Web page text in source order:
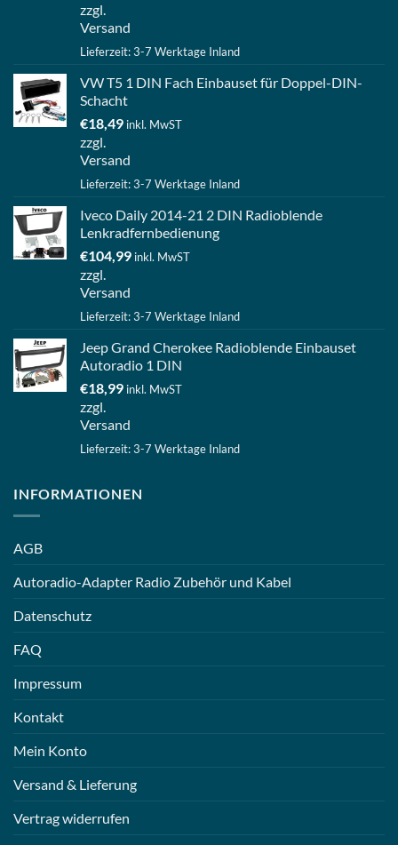
zzgl.
Versand
Lieferzeit: 3-7 Werktage Inland
VW T5 1 DIN Fach Einbauset für Doppel-DIN-
Schacht
€18,49 inkl. MwST
zzgl.
Versand
Lieferzeit: 3-7 Werktage Inland
Iveco Daily 2014-21 2 DIN Radioblende
Lenkradfernbedienung
€104,99 inkl. MwST
zzgl.
Versand
Lieferzeit: 3-7 Werktage Inland
Jeep Grand Cherokee Radioblende Einbauset
Autoradio 1 DIN
€18,99 inkl. MwST
zzgl.
Versand
Lieferzeit: 3-7 Werktage Inland
INFORMATIONEN
AGB
Autoradio-Adapter Radio Zubehör und Kabel
Datenschutz
FAQ
Impressum
Kontakt
Mein Konto
Versand & Lieferung
Vertrag widerrufen